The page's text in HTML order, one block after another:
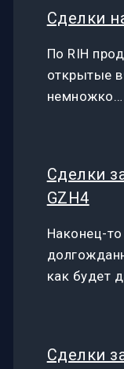
Сделки
По RIH
открытые
немножко…
Сделки
GZH4
Наконец-
как будет
Сделки